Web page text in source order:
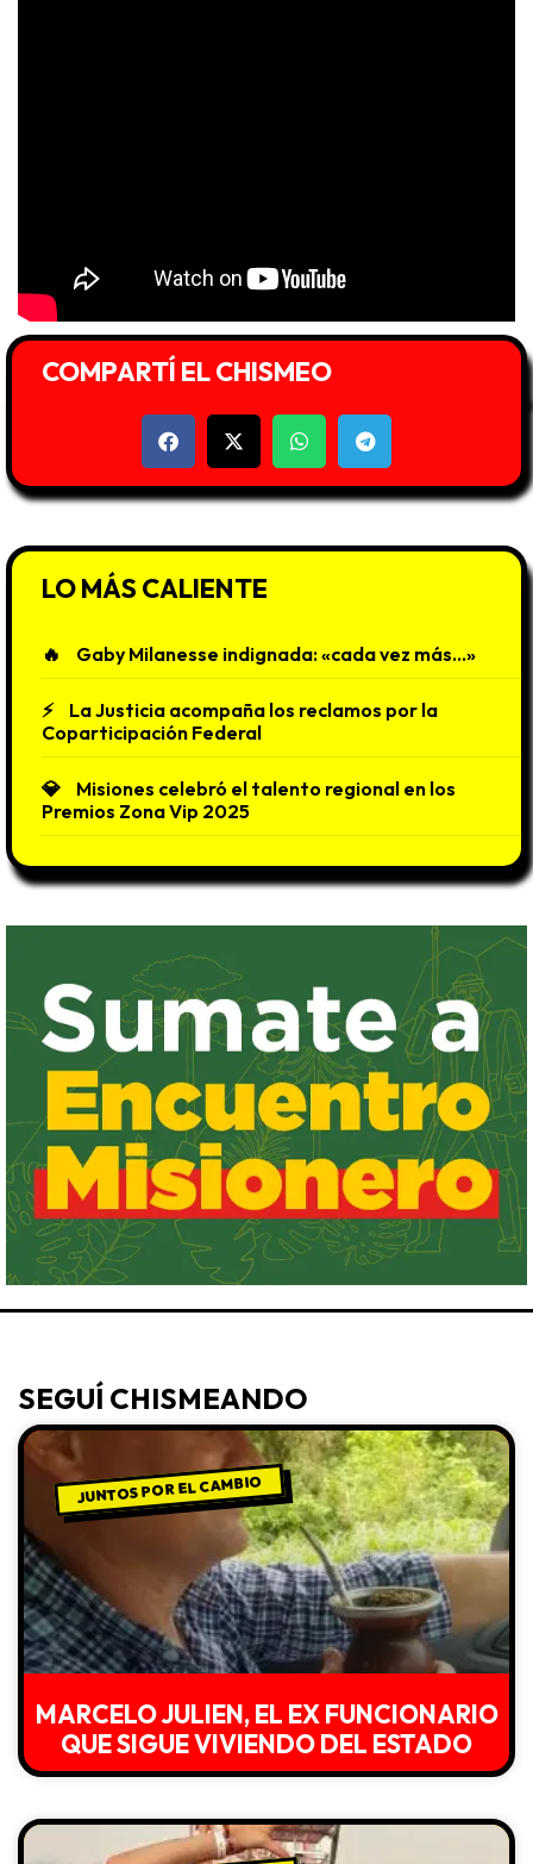
COMPARTÍ EL CHISMEO
LO MÁS CALIENTE
Gaby Milanesse indignada: «cada vez más…»
La Justicia acompaña los reclamos por la
Coparticipación Federal
Misiones celebró el talento regional en los
Premios Zona Vip 2025
SEGUÍ CHISMEANDO
JUNTOS POR EL CAMBIO
MARCELO JULIEN, EL EX FUNCIONARIO
QUE SIGUE VIVIENDO DEL ESTADO